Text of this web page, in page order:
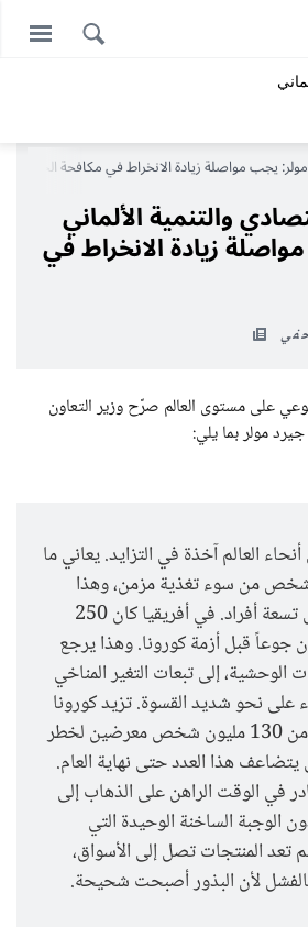
يجب مواصلة زيادة الانخراط في مكافحة الجوع
والتنمية الألماني
زيادة الانخراط في
على مستوى العالم صرَّح وزير التعاون
جيرد مولر بما يلي:
العالم آخذة في التزايد. يعاني ما
مليون شخص من سوء تغذية مزمن، وهذا
يعادل واحد من بين كل تسعة أفراد. في أفريقيا كان 250
قبل أزمة كورونا. وهذا يرجع
الوحشية، إلى تبعات التغير المناخي
على نحو شديد القسوة. تزيد كورونا
من تفاقم الوضع. أكثر من 130 مليون شخص معرضين لخطر
يتضاعف هذا العدد حتى نهاية العام.
في الوقت الراهن على الذهاب إلى
الوجبة الساخنة الوحيدة التي
تعد المنتجات تصل إلى الأسواق،
لأن البذور أصبحت شحيحة.